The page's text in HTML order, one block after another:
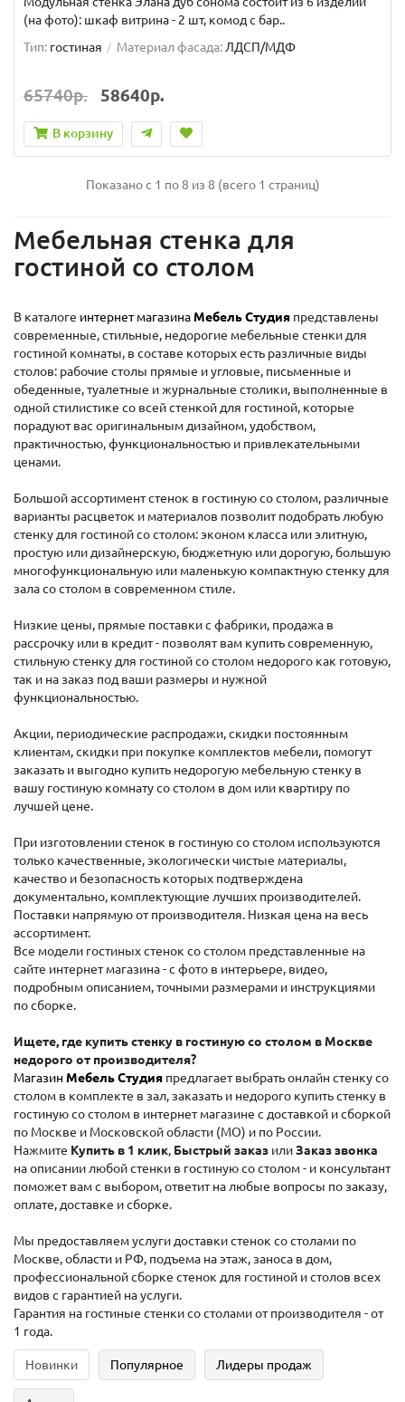
(на фото): шкаф витрина - 2 шт, комод с бар..
Тип: гостиная Материал фасада:ЛДСП/МДФ
65740р. 58640р.
В корзину
Показано с 1 по 8 из 8 (всего 1 страниц)
Мебельная стенка для
гостиной со столом
В каталоге интернет магазинаМебель Студия представлены
современные, стильные, недорогие мебельные стенки для
гостиной комнаты, в составе которых есть различные виды
столов: рабочие столы прямые и угловые, письменные и
обеденные, туалетные и журнальные столики, выполненные в
одной стилистике со всей стенкой для гостиной, которые
порадуют вас оригинальным дизайном, удобством,
практичностью, функциональностью и привлекательными
ценами.
Большой ассортимент стенок в гостиную со столом, различные
варианты расцветок и материалов позволит подобрать любую
стенку для гостиной со столом: эконом класса или элитную,
простую или дизайнерскую, бюджетную или дорогую, большую
многофункциональную или маленькую компактную стенку для
зала со столом в современном стиле.
Низкие цены, прямые поставки с фабрики, продажа в
рассрочку или в кредит - позволят вам купить современную,
стильную стенку для гостиной со столом недорого как готовую,
так и на заказ под ваши размеры и нужной
функциональностью.
Акции, периодические распродажи, скидки постоянным
клиентам, скидки при покупке комплектов мебели, помогут
заказать и выгодно купить недорогую мебельную стенку в
вашу гостиную комнату со столом в дом или квартиру по
лучшей цене.
При изготовлении стенок в гостиную со столом используются
только качественные, экологически чистые материалы,
качество и безопасность которых подтверждена
документально, комплектующие лучших производителей.
Поставки напрямую от производителя. Низкая цена на весь
ассортимент.
Все модели гостиных стенок со столом представленные на
сайте интернет магазина - с фото в интерьере, видео,
подробным описанием, точными размерами и инструкциями
по сборке.
Ищете, где купить стенку в гостиную со столом в Москве
недорого от производителя?
Магазин Мебель Студия предлагает выбрать онлайн стенку со
столом в комплекте в зал, заказать и недорого купить стенку в
гостиную со столом в интернет магазине с доставкой и сборкой
по Москве и Московской области (МО) и по России.
Нажмите Купить в 1 клик, Быстрый заказ илиЗаказ звонка
на описании любой стенки в гостиную со столом - и консультант
поможет вам с выбором, ответит на любые вопросы по заказу,
оплате, доставке и сборке.
Мы предоставляем услуги доставки стенок со столами по
Москве, области и РФ, подъема на этаж, заноса в дом,
профессиональной сборке стенок для гостиной и столов всех
видов с гарантией на услуги.
Гарантия на гостиные стенки со столами от производителя - от
1 года.
Новинки Популярное Лидеры продаж